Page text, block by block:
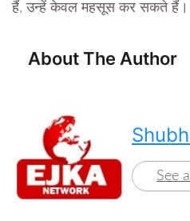
हैं, उन्हें केवल महसूस कर सकते हैं।
About The Author
See